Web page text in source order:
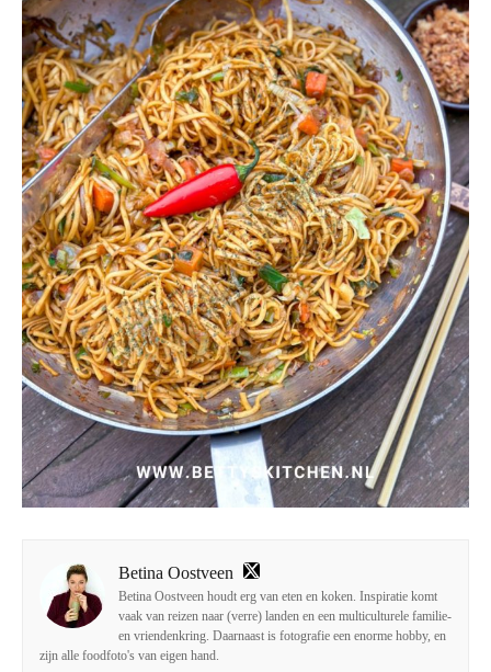
Betina Oostveen
Betina Oostveen houdt erg van eten en koken. Inspiratie komt
vaak van reizen naar (verre) landen en een multiculturele familie-
en vriendenkring. Daarnaast is fotografie een enorme hobby, en
zijn alle foodfoto's van eigen hand.